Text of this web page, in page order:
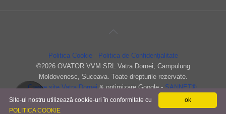
Politica Cookie- Politica de Confidenţialitate
©2026 OVATOR VVM SRL Vatra Dornei, Campulung
Moldovenesc, Suceava. Toate drepturile rezervate.
Creare site Vatra Dornei & optimizare Google - SANNET®.
ok
Site-ul nostru utilizează cookie-uri în conformitate cu
POLITICA COOKIE